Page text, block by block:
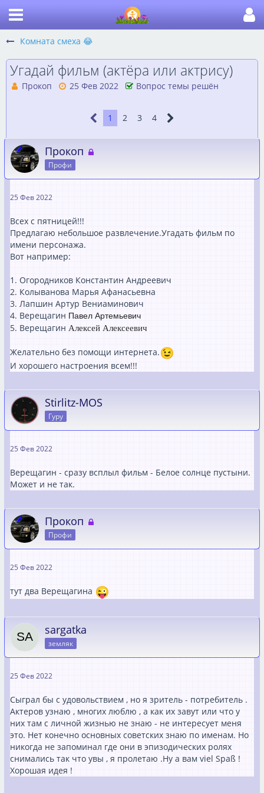
Комната смеха 😂
Угадай фильм (актёра или актрису)
Прокоп 25 Фев 2022 Вопрос темы решён
1 2 3 4
Прокоп
Профи
25 Фев 2022
Всех с пятницей!!!
Предлагаю небольшое развлечение.Угадать фильм по
имени персонажа.
Вот например:
1. Огородников Константин Андреевич
2. Колыванова Марья Афанасьевна
3. Лапшин Артур Вениаминович
4. Верещагин Павел Артемьевич
5. Верещагин Алексей Алексеевич
Желательно без помощи интернета.
И хорошего настроения всем!!!
Stirlitz-MOS
Гуру
25 Фев 2022
Верещагин - сразу всплыл фильм - Белое солнце пустыни.
Может и не так.
Прокоп
Профи
25 Фев 2022
тут два Верещагина
sargatka
земляк
25 Фев 2022
Сыграл бы с удовольствием , но я зритель - потребитель .
Актеров узнаю , многих люблю , а как их завут или что у
них там с личной жизнью не знаю - не интересует меня
это. Нет конечно основных советских знаю по именам. Но
никогда не запоминал где они в эпизодических ролях
снимались так что увы , я пролетаю .Ну а вам viel Spaß !
Хорошая идея !